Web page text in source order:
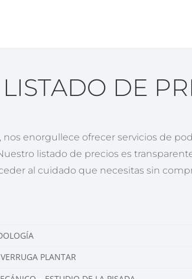
LISTADO DE
nos enorgullece ofrecer servicios de
listado de precios es
al cuidado que necesitas sin
PLANTAR